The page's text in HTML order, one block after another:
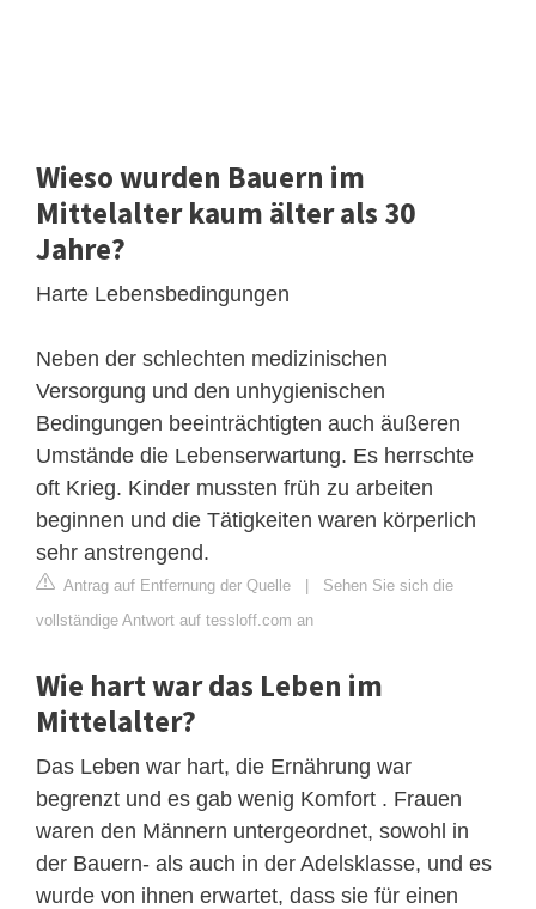
Wieso wurden Bauern im
Mittelalter kaum älter als 30
Jahre?
Harte Lebensbedingungen
Neben der schlechten medizinischen
Versorgung und den unhygienischen
Bedingungen beeinträchtigten auch äußeren
Umstände die Lebenserwartung. Es herrschte
oft Krieg. Kinder mussten früh zu arbeiten
beginnen und die Tätigkeiten waren körperlich
sehr anstrengend.
Antrag auf Entfernung der Quelle | Sehen Sie sich die
vollständige Antwort auf tessloff.com an
Wie hart war das Leben im
Mittelalter?
Das Leben war hart, die Ernährung war
begrenzt und es gab wenig Komfort . Frauen
waren den Männern untergeordnet, sowohl in
der Bauern- als auch in der Adelsklasse, und es
wurde von ihnen erwartet, dass sie für einen